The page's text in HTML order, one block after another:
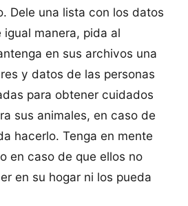
Dele una lista con los datos
manera, pida al
en sus archivos una
y datos de las personas
para obtener cuidados
sus animales, en caso de
hacerlo. Tenga en mente
en caso de que ellos no
en su hogar ni los pueda